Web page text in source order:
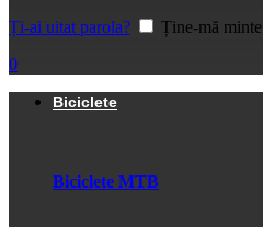
Ți-ai uitat parola?
Ține-mă minte
0
Biciclete
Biciclete MTB